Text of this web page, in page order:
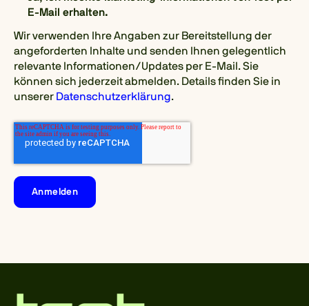
E-Mail erhalten.
Wir verwenden Ihre Angaben zur Bereitstellung der
angeforderten Inhalte und senden Ihnen gelegentlich
relevante Informationen/Updates per E-Mail. Sie
können sich jederzeit abmelden. Details finden Sie in
unserer Datenschutzerklärung.